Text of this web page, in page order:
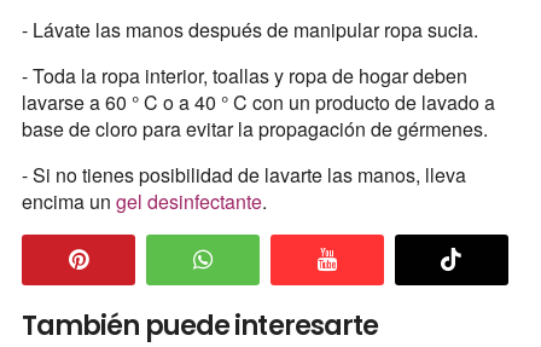
- Lávate las manos después de manipular ropa sucia.
- Toda la ropa interior, toallas y ropa de hogar deben
lavarse a 60 ° C o a 40 ° C con un producto de lavado a
base de cloro para evitar la propagación de gérmenes.
- Si no tienes posibilidad de lavarte las manos, lleva
encima un gel desinfectante.
También puede interesarte